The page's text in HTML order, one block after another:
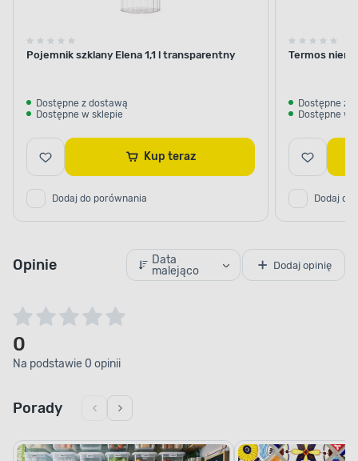
Pojemnik szklany Elena 1,1 l transparentny
Dostępne z dostawą
Dostępne w sklepie
Kup teraz
Dodaj do porównania
Termos
Dostępne z
Dostępne w
Dodaj do
Opinie
Data
malejąco
Dodaj opinię
0
Na podstawie 0 opinii
Porady